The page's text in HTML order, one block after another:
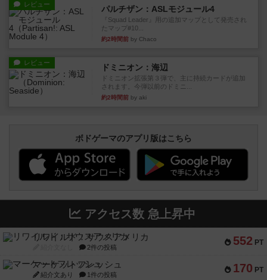
レビュー パルチザン：ASLモジュール4
『Squad Leader』用の追加マップとして発売され
たマップ#10...
約2時間前 by Chaco
レビュー ドミニオン：海辺
ドミニオン拡張第３弾で、主に持続カードが追加
されます。今弾以前のドミニ...
約2時間前 by aki
ボドゲーマのアプリ版はこちら
アクセス数 急上昇中
552 PT
リワイルド：サウスアメリカ
2件の投稿
170 PT
マーケットフレッシュ
紹介文あり 1件の投稿